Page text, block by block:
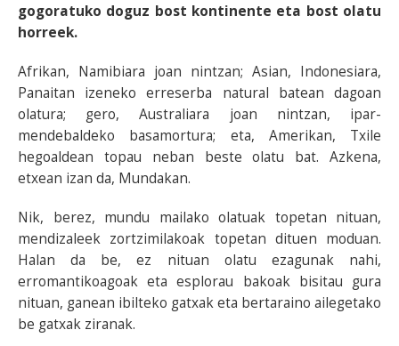
gogoratuko doguz bost kontinente eta bost olatu
horreek.
Afrikan, Namibiara joan nintzan; Asian, Indonesiara,
Panaitan izeneko erreserba natural batean dagoan
olatura; gero, Australiara joan nintzan, ipar-
mendebaldeko basamortura; eta, Amerikan, Txile
hegoaldean topau neban beste olatu bat. Azkena,
etxean izan da, Mundakan.
Nik, berez, mundu mailako olatuak topetan nituan,
mendizaleek zortzimilakoak topetan dituen moduan.
Halan da be, ez nituan olatu ezagunak nahi,
erromantikoagoak eta esplorau bakoak bisitau gura
nituan, ganean ibilteko gatxak eta bertaraino ailegetako
be gatxak ziranak.